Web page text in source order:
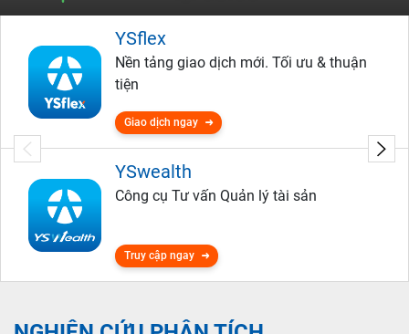
YSflex
Nền tảng giao dịch mới. Tối ưu & thuận
tiện
Giao dịch ngay
YSwealth
Công cụ Tư vấn Quản lý tài sản
Truy cập ngay